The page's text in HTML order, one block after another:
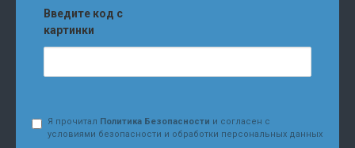
Введите код с
картинки
Я прочитал Политика Безопасности и согласен с
условиями безопасности и обработки персональных данных